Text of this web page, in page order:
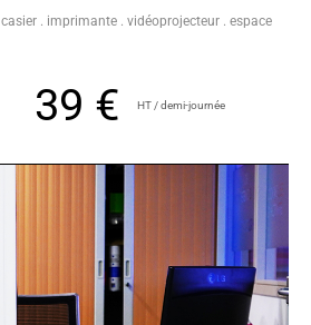
. imprimante . vidéoprojecteur . espace
39 € HT / demi-journée